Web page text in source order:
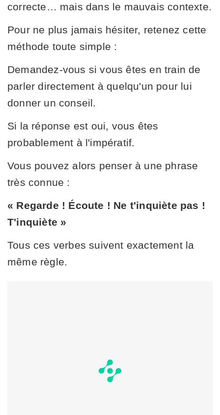
correcte… mais dans le mauvais contexte.
Pour ne plus jamais hésiter, retenez cette
méthode toute simple :
Demandez-vous si vous êtes en train de
parler directement à quelqu'un pour lui
donner un conseil.
Si la réponse est oui, vous êtes
probablement à l'impératif.
Vous pouvez alors penser à une phrase
très connue :
« Regarde ! Écoute ! Ne t'inquiète pas !
T'inquiète »
Tous ces verbes suivent exactement la
même règle.